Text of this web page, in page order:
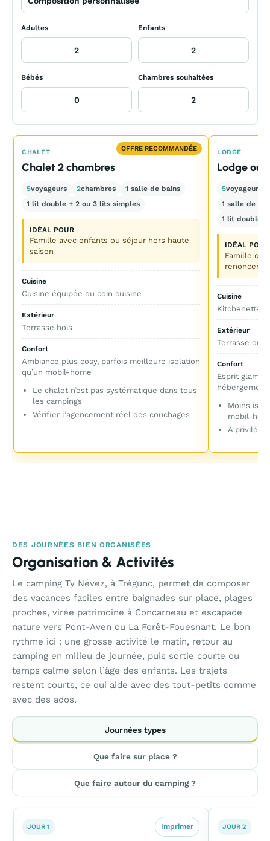
Adultes Enfants
Bébés Chambres souhaitées
OFFRE RECOMMANDÉE
CHALET
Chalet 2 chambres
5voyageurs 2chambres
1 salle de bains
1 lit double + 2 ou 3 lits simples
IDÉAL POUR
Famille avec enfants ou séjour hors haute
saison
Cuisine
Cuisine équipée ou coin cuisine
Extérieur
Terrasse bois
Confort
Ambiance plus cosy, parfois meilleure isolation
qu’un mobil-home
Le chalet n’est pas systématique dans tous
les campings
Vérifier l’agencement réel des couchages
LODGE
Lodge ou
5voyageurs
1 salle de
1 lit double
IDÉAL POUR
Famille qui
renoncer
Cuisine
Kitchenette
Extérieur
Terrasse ou
Confort
Esprit
Moins
mobil-
À
DES JOURNÉES BIEN ORGANISÉES
Organisation & Activités
Le camping Ty Névez, à Trégunc, permet de composer
des vacances faciles entre baignades sur place, plages
proches, virée patrimoine à Concarneau et escapade
nature vers Pont-Aven ou La Forêt-Fouesnant. Le bon
rythme ici : une grosse activité le matin, retour au
camping en milieu de journée, puis sortie courte ou
temps calme selon l’âge des enfants. Les trajets
restent courts, ce qui aide avec des tout-petits comme
avec des ados.
Journées types
Que faire sur place ?
Que faire autour du camping ?
JOUR 1 Imprimer JOUR 2